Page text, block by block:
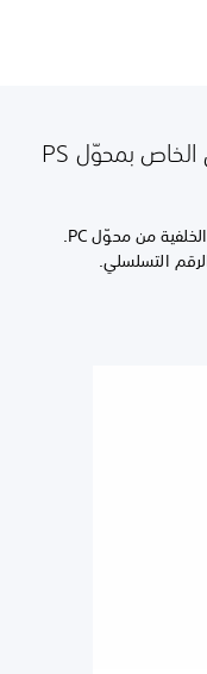
كيفية العثور على الرقم التسلسلي الخاص بمحوّل PS